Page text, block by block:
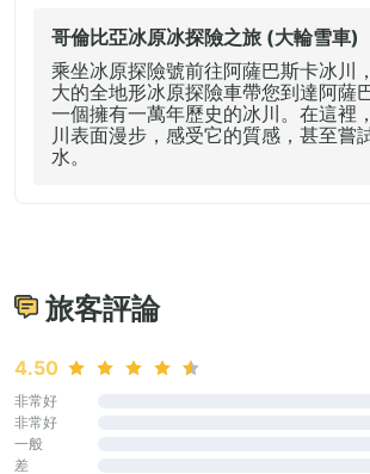
哥倫比亞冰原冰探險之旅 (大輪雪車)
乘坐冰原探險號前往阿薩巴斯卡冰川
大的全地形冰原探險車帶您到達阿薩
一個擁有一萬年歷史的冰川。在這裡
川表面漫步，感受它的質感，甚至嘗
水。
旅客評論
4.50
非常好
非常好
一般
差